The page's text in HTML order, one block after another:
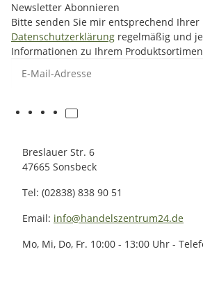
Newsletter Abonnieren
Bitte senden Sie mir entsprechend Ihrer
Datenschutzerklärung regelmäßig und
Informationen zu Ihrem
Breslauer Str. 6
47665 Sonsbeck
Tel: (02838) 838 90 51
Email: info@handelszentrum24.de
Mo, Mi, Do, Fr. 10:00 - 13:00 Uhr -